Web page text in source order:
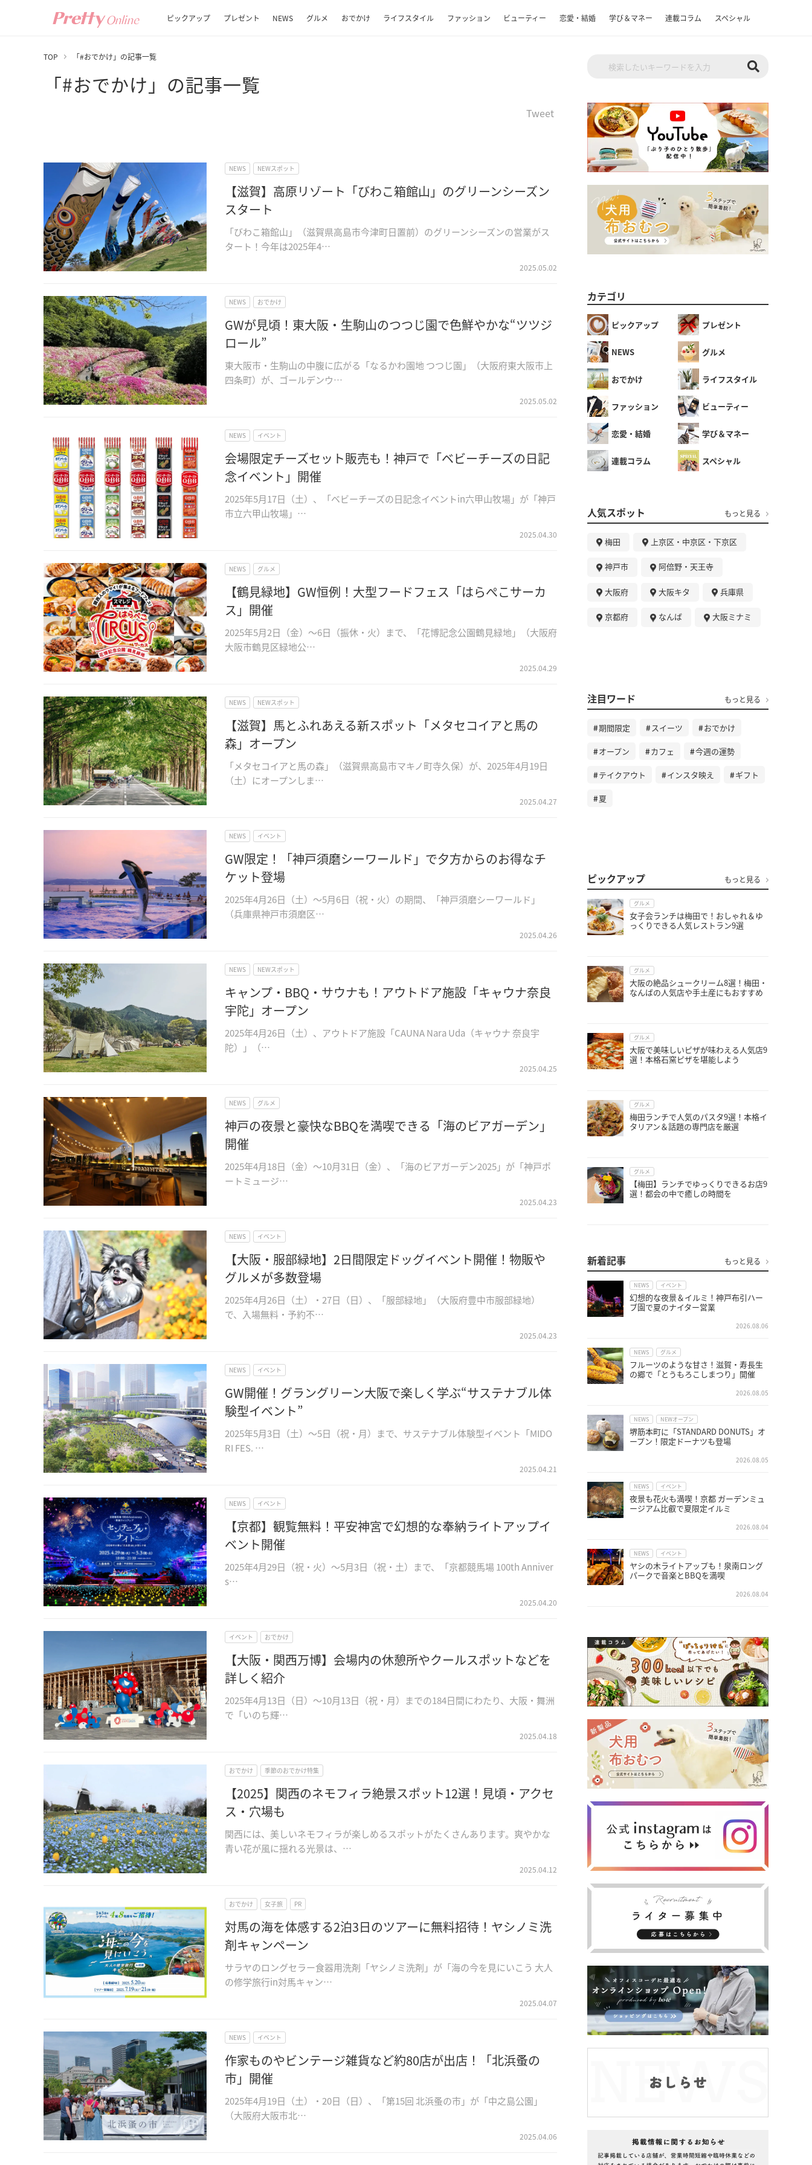
ピックアップ プレゼント NEWS グルメ おでかけ ライフスタイル ファッション ビューティー 恋愛・結婚 学び＆マネー 連載コラム スペシャル
TOP 「#おでかけ」の記事一覧
「#おでかけ」の記事一覧
Tweet
NEWS NEWスポット
【滋賀】高原リゾート「びわこ箱館山」のグリーンシーズン
スタート
「びわこ箱館山」（滋賀県高島市今津町日置前）のグリーンシーズンの営業がス
タート！今年は2025年4…
2025.05.02
NEWS おでかけ
GWが見頃！東大阪・生駒山のつつじ園で色鮮やかな“ツツジ
ロール”
東大阪市・生駒山の中腹に広がる「なるかわ園地 つつじ園」（大阪府東大阪市上
四条町）が、ゴールデンウ…
2025.05.02
NEWS イベント
会場限定チーズセット販売も！神戸で「ベビーチーズの日記
念イベント」開催
2025年5月17日（土）、「ベビーチーズの日記念イベントin六甲山牧場」が「神戸
市立六甲山牧場」…
2025.04.30
NEWS グルメ
【鶴見緑地】GW恒例！大型フードフェス「はらぺこサーカ
ス」開催
2025年5月2日（金）～6日（振休・火）まで、「花博記念公園鶴見緑地」（大阪府
大阪市鶴見区緑地公…
2025.04.29
NEWS NEWスポット
【滋賀】馬とふれあえる新スポット「メタセコイアと馬の
森」オープン
「メタセコイアと馬の森」（滋賀県高島市マキノ町寺久保）が、2025年4月19日
（土）にオープンしま…
2025.04.27
NEWS イベント
GW限定！「神戸須磨シーワールド」で夕方からのお得なチ
ケット登場
2025年4月26日（土）～5月6日（祝・火）の期間、「神戸須磨シーワールド」
（兵庫県神戸市須磨区…
2025.04.26
NEWS NEWスポット
キャンプ・BBQ・サウナも！アウトドア施設「キャウナ奈良
宇陀」オープン
2025年4月26日（土）、アウトドア施設「CAUNA Nara Uda（キャウナ 奈良宇
陀）」（…
2025.04.25
NEWS グルメ
神戸の夜景と豪快なBBQを満喫できる「海のビアガーデン」
開催
2025年4月18日（金）～10月31日（金）、「海のビアガーデン2025」が「神戸ポ
ートミュージ…
2025.04.23
NEWS イベント
【大阪・服部緑地】2日間限定ドッグイベント開催！物販や
グルメが多数登場
2025年4月26日（土）・27日（日）、「服部緑地」（大阪府豊中市服部緑地）
で、入場無料・予約不…
2025.04.23
NEWS イベント
GW開催！グラングリーン大阪で楽しく学ぶ“サステナブル体
験型イベント”
2025年5月3日（土）～5日（祝・月）まで、サステナブル体験型イベント「MIDO
RI FES. …
2025.04.21
NEWS イベント
【京都】観覧無料！平安神宮で幻想的な奉納ライトアップイ
ベント開催
2025年4月29日（祝・火）～5月3日（祝・土）まで、「京都競馬場 100th Anniver
s…
2025.04.20
イベント おでかけ
【大阪・関西万博】会場内の休憩所やクールスポットなどを
詳しく紹介
2025年4月13日（日）〜10月13日（祝・月）までの184日間にわたり、大阪・舞洲
で「いのち輝…
2025.04.18
おでかけ 季節のおでかけ特集
【2025】関西のネモフィラ絶景スポット12選！見頃・アクセ
ス・穴場も
関西には、美しいネモフィラが楽しめるスポットがたくさんあります。爽やかな
青い花が風に揺れる光景は、…
2025.04.12
おでかけ 女子旅 PR
対馬の海を体感する2泊3日のツアーに無料招待！ヤシノミ洗
剤キャンペーン
サラヤのロングセラー食器用洗剤「ヤシノミ洗剤」が「海の今を見にいこう 大人
の修学旅行in対馬キャン…
2025.04.07
NEWS イベント
作家ものやビンテージ雑貨など約80店が出店！「北浜蚤の
市」開催
2025年4月19日（土）・20日（日）、「第15回 北浜蚤の市」が「中之島公園」
（大阪府大阪市北…
2025.04.06
カテゴリ
ピックアップ プレゼント
NEWS グルメ
おでかけ ライフスタイル
ファッション ビューティー
恋愛・結婚 学び＆マネー
連載コラム スペシャル
人気スポット もっと見る
梅田 上京区・中京区・下京区
神戸市 阿倍野・天王寺
大阪府 大阪キタ 兵庫県
京都府 なんば 大阪ミナミ
注目ワード もっと見る
期間限定 スイーツ おでかけ
オープン カフェ 今週の運勢
テイクアウト インスタ映え ギフト
夏
ピックアップ もっと見る
グルメ
女子会ランチは梅田で！おしゃれ＆ゆ
っくりできる人気レストラン9選
グルメ
大阪の絶品シュークリーム8選！梅田・
なんばの人気店や手土産にもおすすめ
グルメ
大阪で美味しいピザが味わえる人気店9
選！本格石窯ピザを堪能しよう
グルメ
梅田ランチで人気のパスタ9選！本格イ
タリアン＆話題の専門店を厳選
グルメ
【梅田】ランチでゆっくりできるお店9
選！都会の中で癒しの時間を
新着記事 もっと見る
NEWS イベント
幻想的な夜景＆イルミ！神戸布引ハー
ブ園で夏のナイター営業
2026.08.06
NEWS グルメ
フルーツのような甘さ！滋賀・寿長生
の郷で「とうもろこしまつり」開催
2026.08.05
NEWS NEWオープン
堺筋本町に「STANDARD DONUTS」オ
ープン！限定ドーナツも登場
2026.08.05
NEWS イベント
夜景も花火も満喫！京都 ガーデンミュ
ージアム比叡で夏限定イルミ
2026.08.04
NEWS イベント
ヤシの木ライトアップも！泉南ロング
パークで音楽とBBQを満喫
2026.08.04